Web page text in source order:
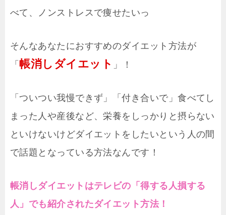
べて、ノンストレスで痩せたいっ
そんなあなたにおすすめのダイエット方法が
「帳消しダイエット 」！
「ついつい我慢できず」「付き合いで」食べてし
まった人や産後など、栄養をしっかりと摂らない
といけないけどダイエットをしたいという人の間
で話題となっている方法なんです！
帳消しダイエットはテレビの「得する人損する
人」でも紹介されたダイエット方法！